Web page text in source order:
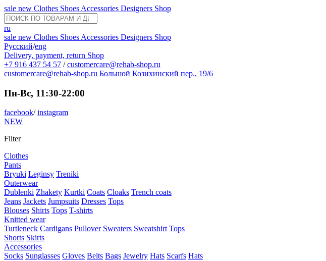
sale new Clothes Shoes Accessories Designers Shop
ru
sale new Clothes Shoes Accessories Designers Shop
Русский/eng
Delivery, payment, return Shop
+7 916 437 54 57 / customercare@rehab-shop.ru
customercare@rehab-shop.ru Большой Козихинский пер., 19/6
Пн-Вс, 11:30-22:00
facebook/instagram
NEW
Filter
Clothes
Pants
Bryuki Leginsy Treniki
Outerwear
Dublenki Zhakety Kurtki Coats Cloaks Trench coats
Jeans Jackets Jumpsuits Dresses Tops
Blouses Shirts Tops T-shirts
Knitted wear
Turtleneck Cardigans Pullover Sweaters Sweatshirt Tops
Shorts Skirts
Accessories
Socks Sunglasses Gloves Belts Bags Jewelry Hats Scarfs Hats